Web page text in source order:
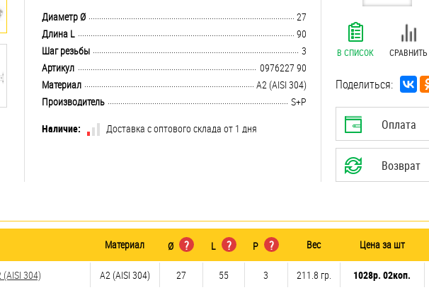
Диаметр Ø
27
Длина L
90
Шаг резьбы
3
Артикул
0976227 90
Материал
А2 (AISI 304)
Производитель
S+P
Наличие:
Доставка с оптового склада от 1 дня
В СПИСОК СРАВНИТЬ
Поделиться:
Оплата
Возврат
Материал Ø ? L ? P ? Вес Цена за шт
304)
А2 (AISI 304) 27 55 3 211.8 гр. 1028р. 02коп.